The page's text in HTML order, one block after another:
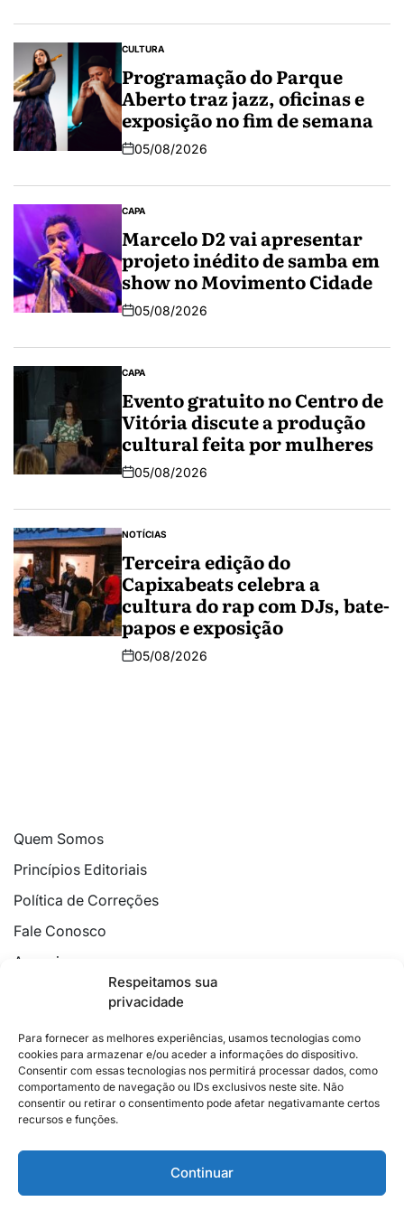
Respeitamos sua
privacidade
Para fornecer as melhores experiências, usamos tecnologias como
cookies para armazenar e/ou aceder a informações do dispositivo.
Consentir com essas tecnologias nos permitirá processar dados, como
comportamento de navegação ou IDs exclusivos neste site. Não
consentir ou retirar o consentimento pode afetar negativamante certos
recursos e funções.
Continuar
CULTURA
Programação do Parque
Aberto traz jazz, oficinas e
exposição no fim de semana
05/08/2026
CAPA
Marcelo D2 vai apresentar
projeto inédito de samba em
show no Movimento Cidade
05/08/2026
CAPA
Evento gratuito no Centro de
Vitória discute a produção
cultural feita por mulheres
05/08/2026
NOTÍCIAS
Terceira edição do
Capixabeats celebra a
cultura do rap com DJs, bate-
papos e exposição
05/08/2026
Quem Somos
Princípios Editoriais
Política de Correções
Fale Conosco
Anuncie
Política de Cookies
2026 © Feito com
no Espírito Santo.
PoderEditorialCidades
EconomiaPesquisas